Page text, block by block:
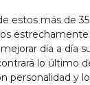
estos más de
día a día
lo último
personalidad y